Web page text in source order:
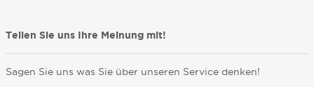
Teilen Sie uns Ihre Meinung mit!
Sagen Sie uns was Sie über unseren Service denken!